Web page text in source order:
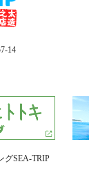
14
グSEA-TRIP